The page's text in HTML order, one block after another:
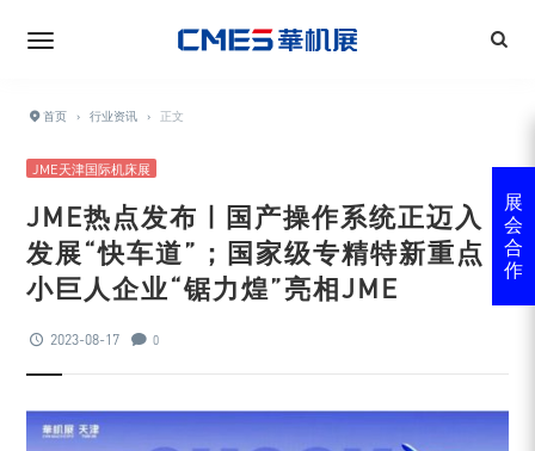
首页 › 行业资讯 › 正文
JME天津国际机床展
JME热点发布 | 国产操作系统正迈入
发展“快车道”；国家级专精特新重点
小巨人企业“锯力煌”亮相JME
2023-08-17 0
展
会
合
作